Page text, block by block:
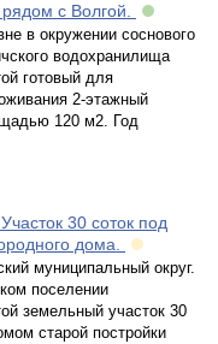
с Волгой.
в окружении соснового
водохранилища
готовый для
2-этажный
120 м2. Год
30 соток под
дома.
муниципальный округ.
поселении
земельный участок 30
старой постройки